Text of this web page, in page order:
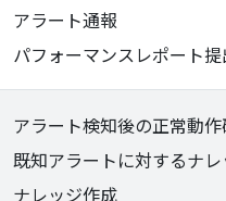
アラート通報
パフォーマンスレポート提
アラート検知後の正常動
既知アラートに対するナ
ナレッジ作成